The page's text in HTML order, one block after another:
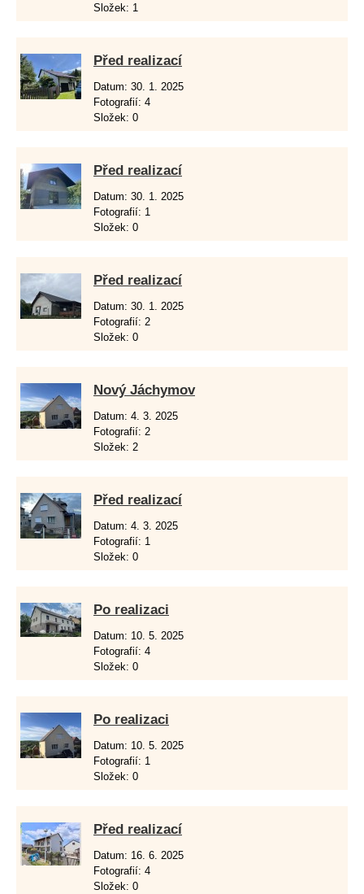
Složek: 1
Před realizací
Datum: 30. 1. 2025
Fotografií: 4
Složek: 0
Před realizací
Datum: 30. 1. 2025
Fotografií: 1
Složek: 0
Před realizací
Datum: 30. 1. 2025
Fotografií: 2
Složek: 0
Nový Jáchymov
Datum: 4. 3. 2025
Fotografií: 2
Složek: 2
Před realizací
Datum: 4. 3. 2025
Fotografií: 1
Složek: 0
Po realizaci
Datum: 10. 5. 2025
Fotografií: 4
Složek: 0
Po realizaci
Datum: 10. 5. 2025
Fotografií: 1
Složek: 0
Před realizací
Datum: 16. 6. 2025
Fotografií: 4
Složek: 0